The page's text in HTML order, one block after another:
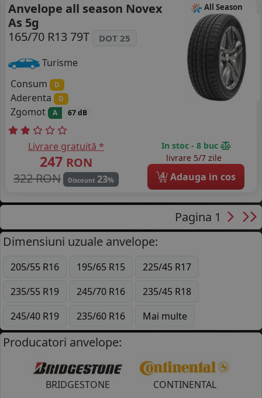
All Season
Anvelope all season Novex
As 5g
165/70 R13 79T
DOT 25
Turisme
Consum
D
Aderenta D
Zgomot A 67 dB
Livrare gratuită *
247 RON
322 RON
Discount 23%
In stoc - 8 buc
livrare 5/7 zile
4 Adauga in cos
Pagina 1
Dimensiuni uzuale anvelope:
205/55 R16 195/65 R15
225/45 R17
235/55 R19
245/70 R16
235/45 R18
245/40 R19
235/60 R16 Mai multe
Producatori anvelope:
BRIDGESTONE CONTINENTAL